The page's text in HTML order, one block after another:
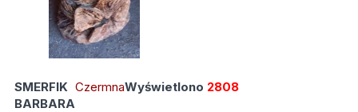
SMERFIK
BARBARA
CzermnaWyświetlono 2808